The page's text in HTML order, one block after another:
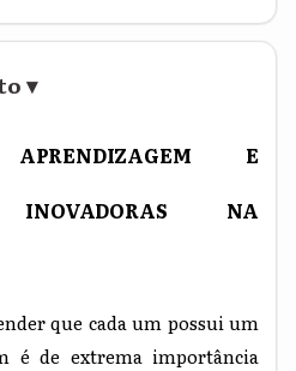
▾
E
INOVADORAS NA
que cada um possui um
é de extrema importância